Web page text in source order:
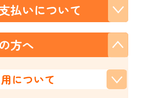
払いについて
方へ
について